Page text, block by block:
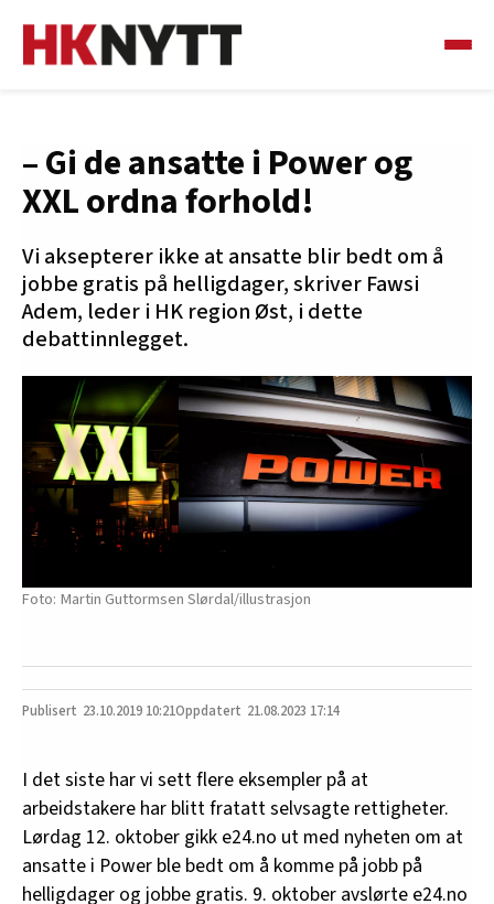
– Gi de ansatte i Power og
XXL ordna forhold!
Vi aksepterer ikke at ansatte blir bedt om å
jobbe gratis på helligdager, skriver Fawsi
Adem, leder i HK region Øst, i dette
debattinnlegget.
Martin Guttormsen Slørdal/illustrasjon
23.10.2019 10:21 21.08.2023 17:14
I det siste har vi sett flere eksempler på at
arbeidstakere har blitt fratatt selvsagte rettigheter.
Lørdag 12. oktober gikk e24.no ut med nyheten om at
ansatte i Power ble bedt om å komme på jobb på
helligdager og jobbe gratis. 9. oktober avslørte e24.no